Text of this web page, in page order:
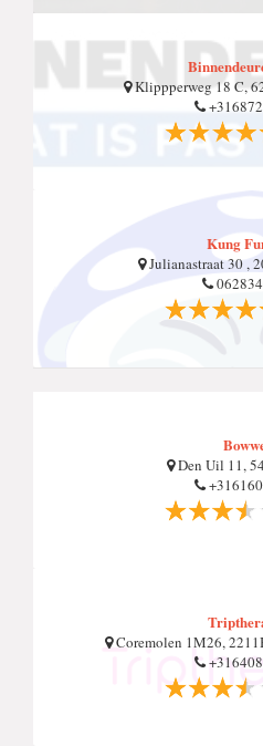
Klippperweg 18 C,
Kung
Julianastraat 30 ,
Den Uil 11,
Coremolen 1M26,